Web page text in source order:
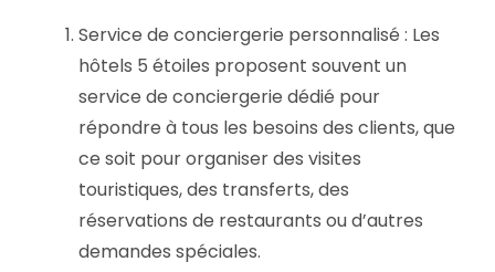
Service de conciergerie personnalisé : Les
hôtels 5 étoiles proposent souvent un
service de conciergerie dédié pour
répondre à tous les besoins des clients, que
ce soit pour organiser des visites
touristiques, des transferts, des
réservations de restaurants ou d’autres
demandes spéciales.